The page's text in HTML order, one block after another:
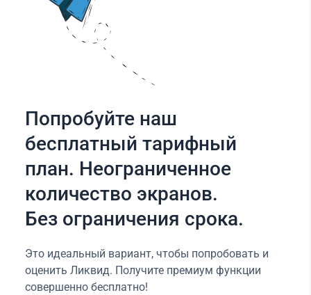
Попробуйте наш
бесплатный тарифный
план. Неограниченное
количество экранов.
Без ограничения срока.
Это идеальный вариант, чтобы попробовать и
оценить Ликвид. Получите премиум функции
совершенно бесплатно!